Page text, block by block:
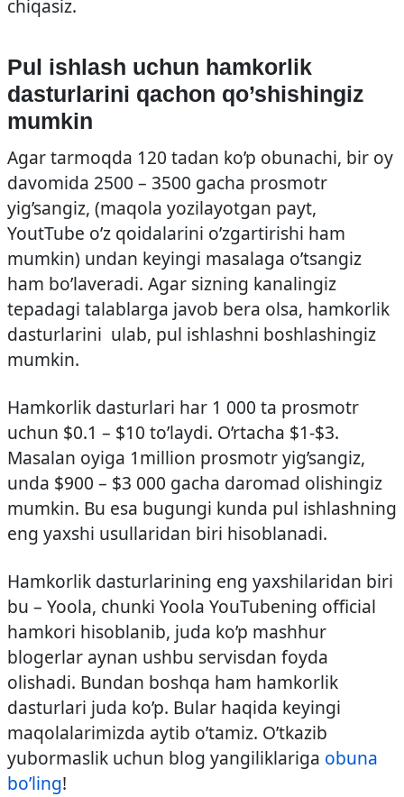
chiqasiz.
Pul ishlash uchun hamkorlik
dasturlarini qachon qo’shishingiz
mumkin
Agar tarmoqda 120 tadan ko’p obunachi, bir oy
davomida 2500 – 3500 gacha prosmotr
yig’sangiz, (maqola yozilayotgan payt,
YoutTube o’z qoidalarini o’zgartirishi ham
mumkin) undan keyingi masalaga o’tsangiz
ham bo’laveradi. Agar sizning kanalingiz
tepadagi talablarga javob bera olsa, hamkorlik
dasturlarini ulab, pul ishlashni boshlashingiz
mumkin.
Hamkorlik dasturlari har 1 000 ta prosmotr
uchun $0.1 – $10 to’laydi. O’rtacha $1-$3.
Masalan oyiga 1million prosmotr yig’sangiz,
unda $900 – $3 000 gacha daromad olishingiz
mumkin. Bu esa bugungi kunda pul ishlashning
eng yaxshi usullaridan biri hisoblanadi.
Hamkorlik dasturlarining eng yaxshilaridan biri
bu – Yoola, chunki Yoola YouTubening official
hamkori hisoblanib, juda ko’p mashhur
blogerlar aynan ushbu servisdan foyda
olishadi. Bundan boshqa ham hamkorlik
dasturlari juda ko’p. Bular haqida keyingi
maqolalarimizda aytib o’tamiz. O’tkazib
yubormaslik uchun blog yangiliklariga obuna
bo’ling!